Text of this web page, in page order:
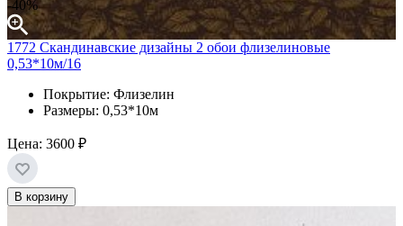
-40%
1772 Скандинавские дизайны 2 обои флизелиновые
0,53*10м/16
Покрытие: Флизелин
Размеры: 0,53*10м
Цена: 3600 ₽
В корзину